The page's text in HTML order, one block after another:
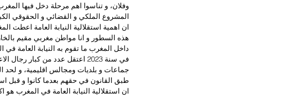
وفلان، و تناسوا اهم مرحلة دخل فيها
المشروع الملكي و القضائي و الحقوقي
ان اهمية استقلالية النيابة العامة اعطت
هذه السطور و انا مواطن مغربي مقيم
داخل المغرب ما تقوم به النيابة العامة
في سنة 2023 اعتقل عدد من كبار
جماعات و بلديات ومجالس اقليمية، و لحد
طبق القانون في حقهم بعدما كانوا و قبل
ان استقلالية النيابة العامة في المغرب